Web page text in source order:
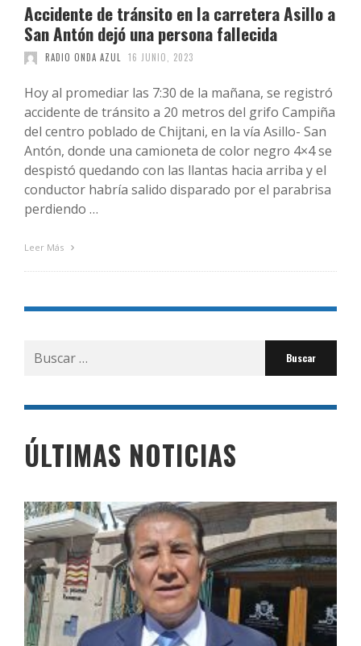
Accidente de tránsito en la carretera Asillo a
San Antón dejó una persona fallecida
RADIO ONDA AZUL 16 JUNIO, 2023
Hoy al promediar las 7:30 de la mañana, se registró
accidente de tránsito a 20 metros del grifo Campiña
del centro poblado de Chijtani, en la vía Asillo- San
Antón, donde una camioneta de color negro 4×4 se
despistó quedando con las llantas hacia arriba y el
conductor habría salido disparado por el parabrisa
perdiendo …
Leer Más
Buscar
por:
ÚLTIMAS NOTICIAS